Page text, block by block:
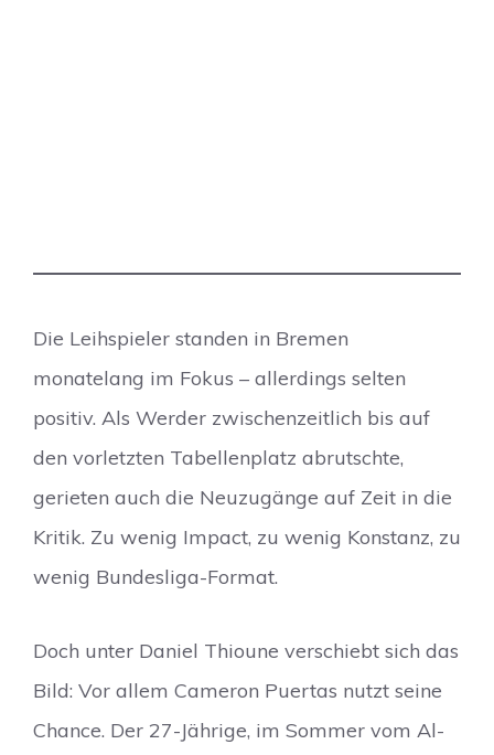
Die Leihspieler standen in Bremen
monatelang im Fokus – allerdings selten
positiv. Als Werder zwischenzeitlich bis auf
den vorletzten Tabellenplatz abrutschte,
gerieten auch die Neuzugänge auf Zeit in die
Kritik. Zu wenig Impact, zu wenig Konstanz, zu
wenig Bundesliga-Format.
Doch unter Daniel Thioune verschiebt sich das
Bild: Vor allem Cameron Puertas nutzt seine
Chance. Der 27-Jährige, im Sommer vom Al-